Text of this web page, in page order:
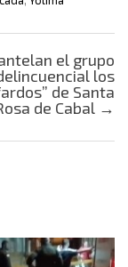
el grupo
los
de Santa
de Cabal →